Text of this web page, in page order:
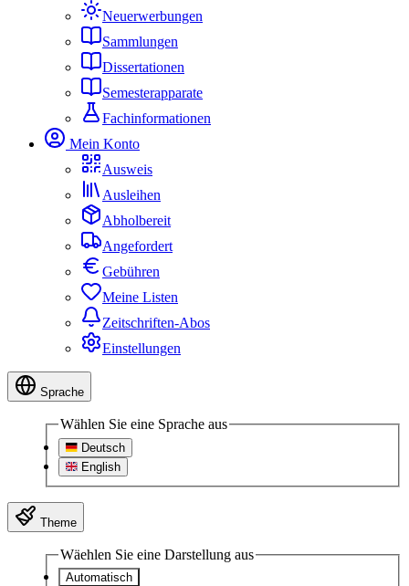
Neuerwerbungen
Sammlungen
Dissertationen
Semesterapparate
Fachinformationen
Mein Konto
Ausweis
Ausleihen
Abholbereit
Angefordert
Gebühren
Meine Listen
Zeitschriften-Abos
Einstellungen
Sprache
Wählen Sie eine Sprache aus
Deutsch
English
Theme
Wäehlen Sie eine Darstellung aus
Automatisch